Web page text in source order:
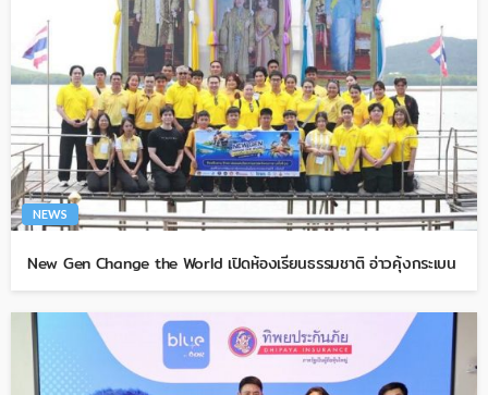
NEWS
New Gen Change the World เปิดห้องเรียนธรรมชาติ อ่าวคุ้งกระเบน